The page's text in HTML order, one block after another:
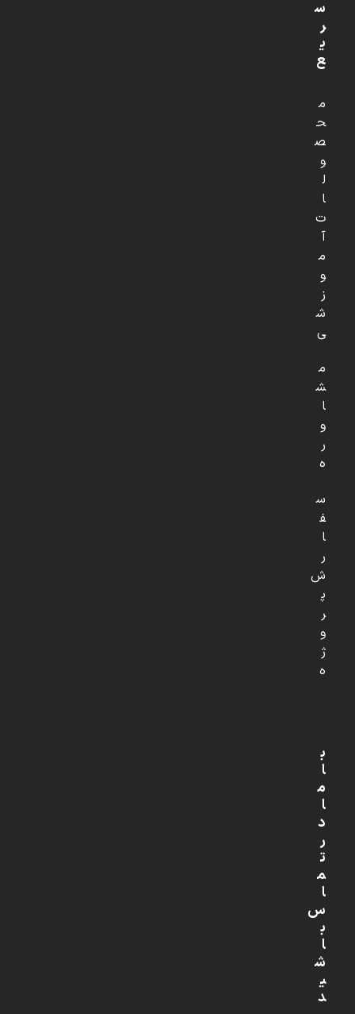
س
ر
ی
ع
م
ح
ص
و
ل
ا
ت
آ
م
و
ز
ش
ی
م
ش
ا
و
ر
ه
س
ف
ا
ر
ش
پ
ر
و
ژ
ه
ب
ا
م
ا
د
ر
ت
م
ا
س
ب
ا
ش
ی
د